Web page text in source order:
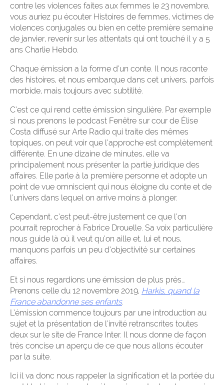
contre les violences faites aux femmes le 23 novembre,
vous auriez pu écouter Histoires de femmes, victimes de
violences conjugales ou bien en cette première semaine
de janvier, revenir sur les attentats qui ont touché il y a 5
ans Charlie Hebdo.
Chaque émission a la forme d’un conte. Il nous raconte
des histoires, et nous embarque dans cet univers, parfois
morbide, mais toujours avec subtilité.
C’est ce qui rend cette émission singulière. Par exemple
si nous prenons le podcast Fenêtre sur cour de Élise
Costa diffusé sur Arte Radio qui traite des mêmes
topiques, on peut voir que l’approche est complètement
différente. En une dizaine de minutes, elle va
principalement nous présenter la partie juridique des
affaires. Elle parle à la première personne et adopte un
point de vue omniscient qui nous éloigne du conte et de
l’univers dans lequel on arrive moins à plonger.
Cependant, c’est peut-être justement ce que l’on
pourrait reprocher à Fabrice Drouelle. Sa voix particulière
nous guide là où il veut qu’on aille et, lui et nous,
manquons parfois un peu d’objectivité sur certaines
affaires.
Et si nous regardions une émission de plus près…
Prenons celle du 12 novembre 2019, Harkis, quand la
France abandonne ses enfants.
L’émission commence toujours par une introduction au
sujet et la présentation de l’invité retranscrites toutes
deux sur le site de France Inter. Il nous donne de façon
très concise un aperçu de ce que nous allons écouter
par la suite.
Ici il va donc nous rappeler la signification et la portée du